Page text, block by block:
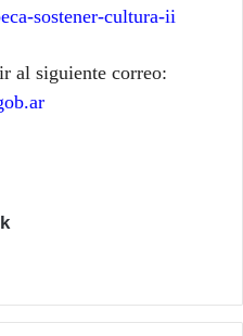
sostener-cultura-ii
al siguiente correo: